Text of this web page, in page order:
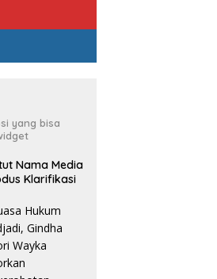
yang bisa
Nama Media
Klarifikasi